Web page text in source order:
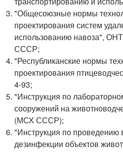
"Общесоюзные нормы
проектирования систем
использованию навоза",
СССР;
"Республиканские нормы
проектирования
4-93;
"Инструкция по
сооружений на
(МСХ СССР);
"Инструкция по проведению
дезинфекции объектов